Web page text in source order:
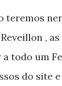
,
todo um
do site